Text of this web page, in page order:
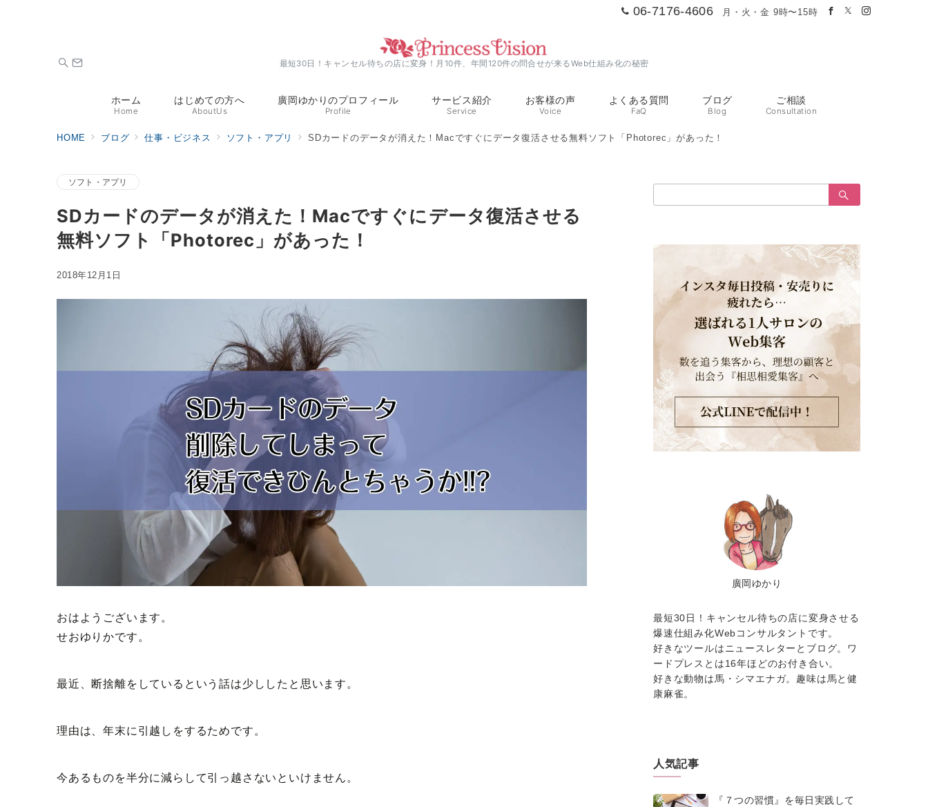
06-7176-4606 月・火・金 9時〜15時
最短30日！キャンセル待ちの店に変身！月10件、年間120件の問合せが来るWeb仕組み化の秘密
ホーム
Home
はじめての方へ
AboutUs
廣岡ゆかりのプロフィール
Profile
サービス紹介
Service
お客様の声
Voice
よくある質問
FaQ
ブログ
Blog
ご相談
Consultation
HOME ブログ 仕事・ビジネス ソフト・アプリ SDカードのデータが消えた！Macですぐにデータ復活させる無料ソフト「Photorec」があった！
ソフト・アプリ
SDカードのデータが消えた！Macですぐにデータ復活させる
無料ソフト「Photorec」があった！
2018年12月1日
おはようございます。
せおゆりかです。
最近、断捨離をしているという話は少ししたと思います。
理由は、年末に引越しをするためです。
今あるものを半分に減らして引っ越さないといけません。
索：
廣岡ゆかり
最短30日！キャンセル待ちの店に変身させる
爆速仕組み化Webコンサルタントです。
好きなツールはニュースレターとブログ。ワ
ードプレスとは16年ほどのお付き合い。
好きな動物は馬・シマエナガ。趣味は馬と健
康麻雀。
人気記事
『７つの習慣』を毎日実践して